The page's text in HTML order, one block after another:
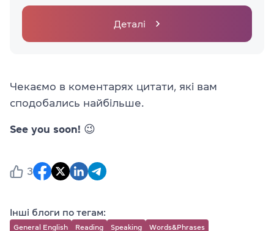
Деталі
Чекаємо в коментарях цитати, які вам
сподобались найбільше.
See you soon! 😉
3
Інші блоги по тегам:
General English Reading Speaking Words&Phrases